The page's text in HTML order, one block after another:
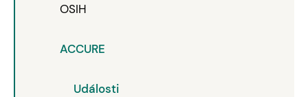
OSIH
ACCURE
Události